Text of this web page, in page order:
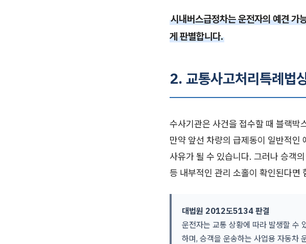
시내버스급정차는 운전자의 예견 가
게 판별합니다.
2. 교통사고처리특례법
수사기관은 사건을 접수할 때 블랙박
만약 앞선 차량의 급제동이 일반적인
사유가 될 수 있습니다. 그러나 승객
등 내부적인 관리 소홀이 확인된다면
대법원 2012도5134 판결
운전자는 교통 상황에 따라 발생할 수
하며, 승객을 운송하는 사업용 자동차